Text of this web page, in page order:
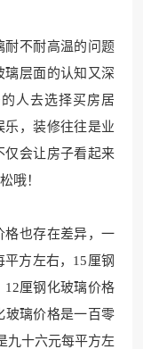
耐不耐高温的问题
璃层面的认知又深
的人去选择买房居
乐，装修往往是业
仅会让房子看起来
哦！
格也存在差异，一
方左右，15厘钢
厘钢化玻璃价格
玻璃价格是一百零
九十六元每平方左